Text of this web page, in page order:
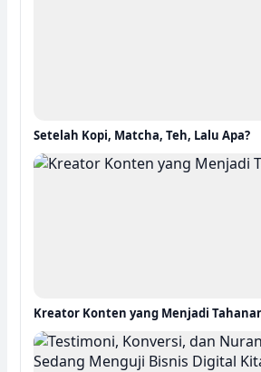
Setelah Kopi, Matcha, Teh, Lalu Apa?
Kreator Konten yang Menjadi